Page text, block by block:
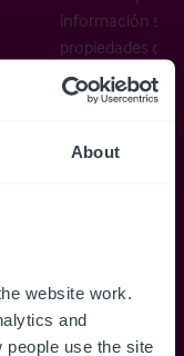
About
website work.
and
people use the site
información
propiedades
cómo desea